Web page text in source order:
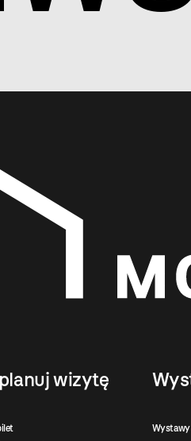
wizytę
Wystawy